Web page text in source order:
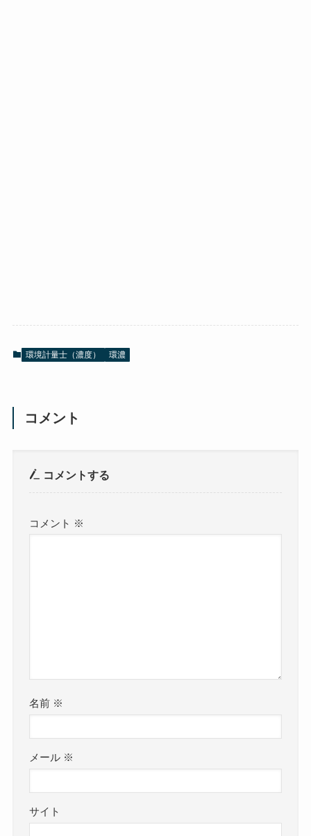
環境計量士（濃度） 環濃
コメント
コメントする
コメント ※
名前 ※
メール ※
サイト